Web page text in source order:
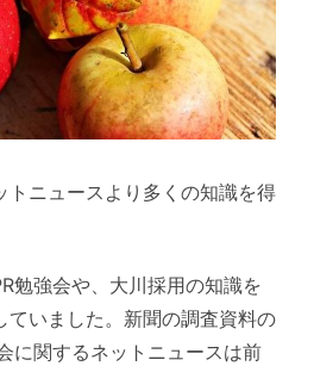
トニュースより多くの知識を得
勉強会や、大川採用の知識を
ていました。新聞の調査資料の
に関するネットニュースは前